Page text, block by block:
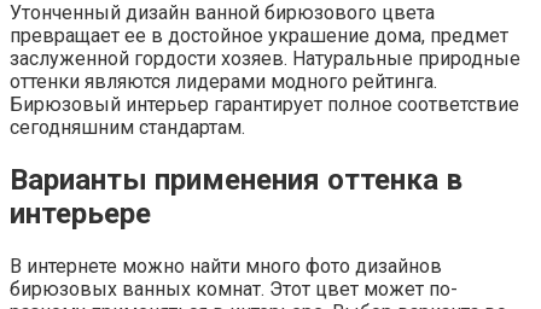
Утонченный дизайн ванной бирюзового цвета
превращает ее в достойное украшение дома, предмет
заслуженной гордости хозяев. Натуральные природные
оттенки являются лидерами модного рейтинга.
Бирюзовый интерьер гарантирует полное соответствие
сегодняшним стандартам.
Варианты применения оттенка в
интерьере
В интернете можно найти много фото дизайнов
бирюзовых ванных комнат. Этот цвет может по-